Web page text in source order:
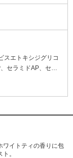
スエトキシジグリコ
セラミドAP、セラ
リン、フィトスフ
トNa、BG、カルボ
ワイトティの香りに包
。